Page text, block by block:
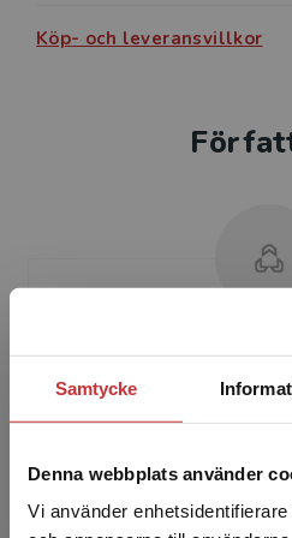
Samtycke
Denna webbplats använder
Vi använder
Köp- och leveransvillkor
Jan
institutionen, Lunds